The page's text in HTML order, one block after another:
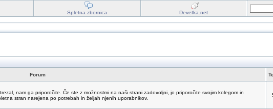
Spletna zbornica Devetka.net
Forum
nam ga priporočite. Če ste z možnostmi na naši strani zadovoljni, jo priporočite svojim kolegom in
stran narejena po potrebah in željah njenih uporabnikov.